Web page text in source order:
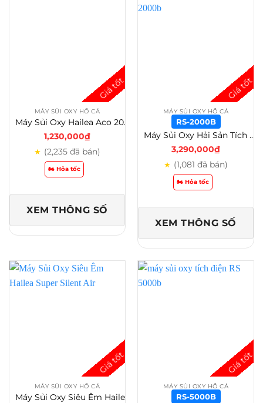
MÁY SỦI OXY HỒ CÁ
Máy Sủi Oxy Hailea Aco 200L – 160L – 130L – 110L Siêu Êm Cho Hồ Cá Công Suất Lớn
1,230,000₫
★ (2,235 đã bán)
🏍️ Hỏa tốc
XEM THÔNG SỐ
MÁY SỦI OXY HỒ CÁ
RS-2000B
Máy Sủi Oxy Hải Sản Tích Điện RS 500/600/700/800/900/1000/2000/5000 Giải Pháp Sục Khí Di Động – RS-2000B
3,290,000₫
★ (1,081 đã bán)
🏍️ Hỏa tốc
XEM THÔNG SỐ
MÁY SỦI OXY HỒ CÁ
Máy Sủi Oxy Siêu Êm Hailea Super Silent Air Pump V Series – Mạnh Mẽ, Êm Ái, Bền Bỉ
MÁY SỦI OXY HỒ CÁ
RS-5000B